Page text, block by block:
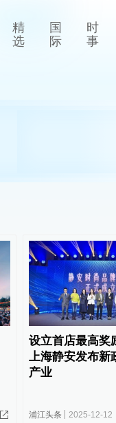
精
选
国
际
时
事
设立首店最高奖
上海静安发布新
产业
浦江头条 2025-12-12